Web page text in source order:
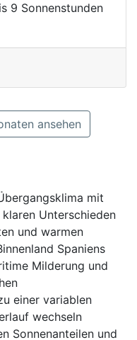
9 Sonnenstunden
ansehen
mit
Unterschieden
und warmen
Spaniens
Milderung und
einer variablen
wechseln
Sonnenanteilen und